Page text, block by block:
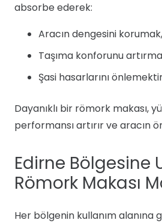
absorbe ederek:
Aracın dengesini korumak,
Taşıma konforunu
Şasi hasarlarını
Dayanıklı bir römork makası,
performansı artırır ve aracın
Edirne Bölgesine
Römork Makası
Her bölgenin kullanım alanına